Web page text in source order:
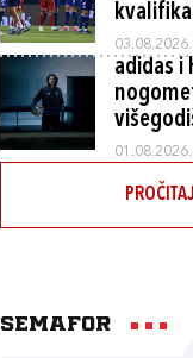
03.08.2026.
adidas i
01.08.2026.
Semafor